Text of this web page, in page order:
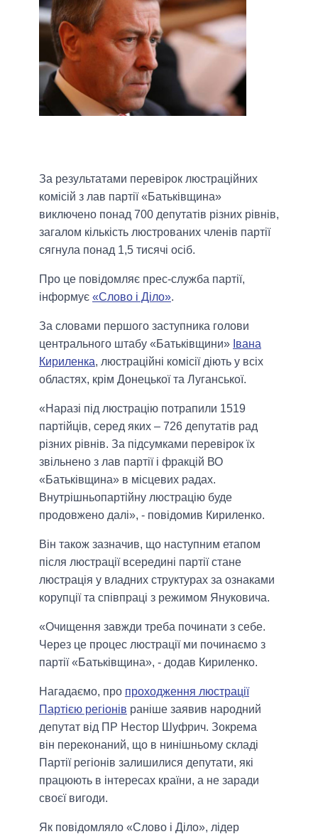
За результатами перевірок люстраційних
комісій з лав партії «Батьківщина»
виключено понад 700 депутатів різних рівнів,
загалом кількість люстрованих членів партії
сягнула понад 1,5 тисячі осіб.
Про це повідомляє прес-служба партії,
інформує «Слово і Діло».
За словами першого заступника голови
центрального штабу «Батьківщини» Івана
Кириленка, люстраційні комісії діють у всіх
областях, крім Донецької та Луганської.
«Наразі під люстрацію потрапили 1519
партійців, серед яких – 726 депутатів рад
різних рівнів. За підсумками перевірок їх
звільнено з лав партії і фракцій ВО
«Батьківщина» в місцевих радах.
Внутрішньопартійну люстрацію буде
продовжено далі», - повідомив Кириленко.
Він також зазначив, що наступним етапом
після люстрації всередині партії стане
люстрація у владних структурах за ознаками
корупції та співпраці з режимом Януковича.
«Очищення завжди треба починати з себе.
Через це процес люстрації ми починаємо з
партії «Батьківщина», - додав Кириленко.
Нагадаємо, про проходження люстрації
Партією регіонів раніше заявив народний
депутат від ПР Нестор Шуфрич. Зокрема
він переконаний, що в нинішньому складі
Партії регіонів залишилися депутати, які
працюють в інтересах країни, а не заради
своєї вигоди.
Як повідомляло «Слово і Діло», лідер